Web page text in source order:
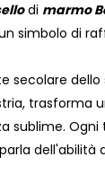
di marmo
simbolo di
secolare
trasforma
sublime.
dell'abilità